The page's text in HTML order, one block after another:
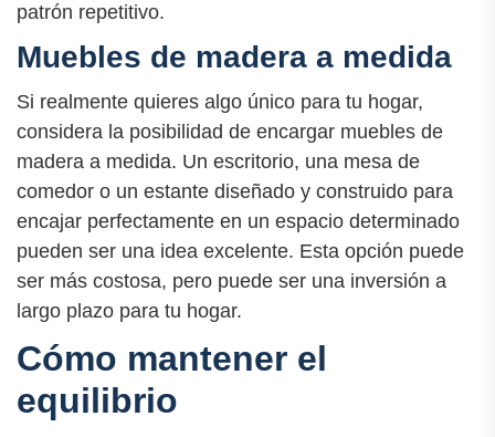
patrón repetitivo.
Muebles de madera a medida
Si realmente quieres algo único para tu hogar,
considera la posibilidad de encargar muebles de
madera a medida. Un escritorio, una mesa de
comedor o un estante diseñado y construido para
encajar perfectamente en un espacio determinado
pueden ser una idea excelente. Esta opción puede
ser más costosa, pero puede ser una inversión a
largo plazo para tu hogar.
Cómo mantener el
equilibrio